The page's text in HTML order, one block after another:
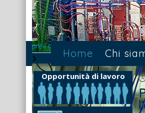
prev next
Home Chi
Opportunità di lavoro